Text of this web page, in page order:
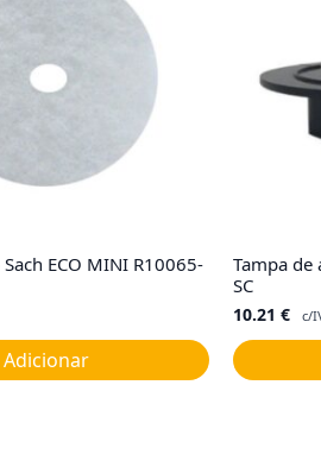
ECO MINI R10065-
Adicionar
Tampa de
SC
10.21 € c/